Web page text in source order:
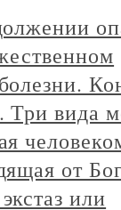
Три вида
от
или